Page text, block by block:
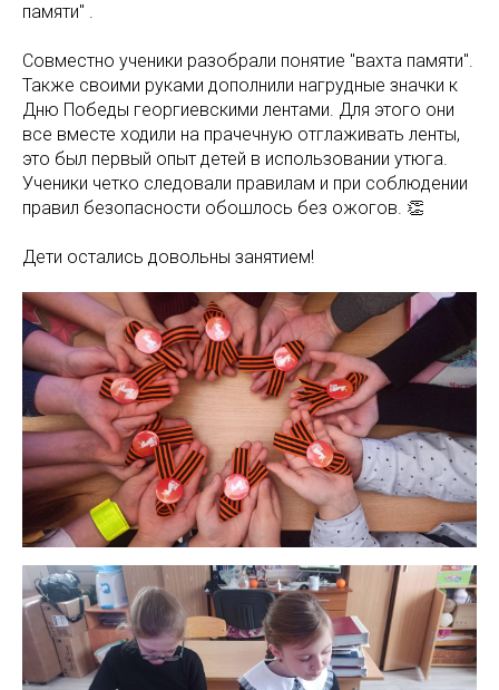
памяти" .
Совместно ученики разобрали понятие "вахта памяти".
Также своими руками дополнили нагрудные значки к
Дню Победы георгиевскими лентами. Для этого они
все вместе ходили на прачечную отглаживать ленты,
это был первый опыт детей в использовании утюга.
Ученики четко следовали правилам и при соблюдении
правил безопасности обошлось без ожогов. 👏
Дети остались довольны занятием!